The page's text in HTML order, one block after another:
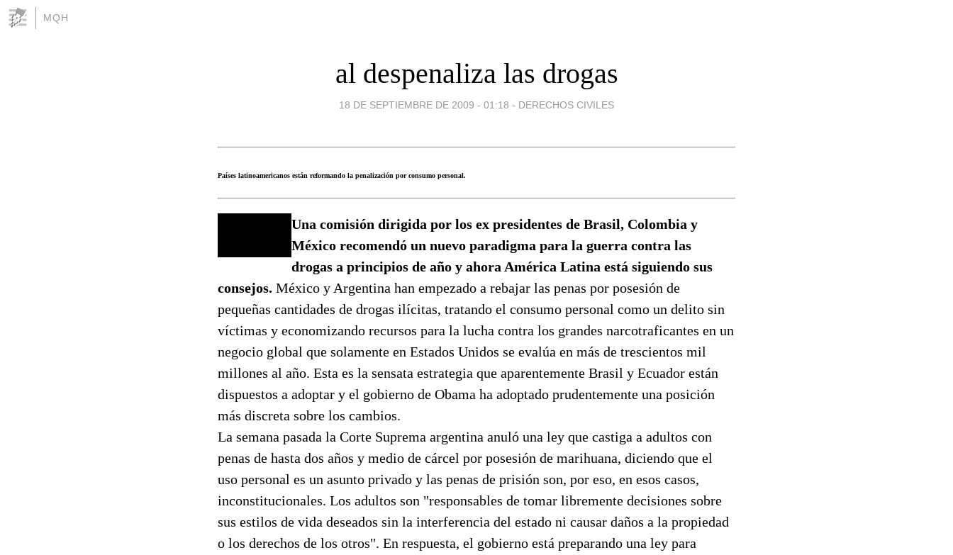
MQH
al despenaliza las drogas
18 DE SEPTIEMBRE DE 2009 - 01:18 - DERECHOS CIVILES
Países latinoamericanos están reformando la penalización por consumo personal.
Una comisión dirigida por los ex presidentes de Brasil, Colombia y
México recomendó un nuevo paradigma para la guerra contra las
drogas a principios de año y ahora América Latina está siguiendo sus
consejos. México y Argentina han empezado a rebajar las penas por posesión de
pequeñas cantidades de drogas ilícitas, tratando el consumo personal como un delito sin
víctimas y economizando recursos para la lucha contra los grandes narcotraficantes en un
negocio global que solamente en Estados Unidos se evalúa en más de trescientos mil
millones al año. Esta es la sensata estrategia que aparentemente Brasil y Ecuador están
dispuestos a adoptar y el gobierno de Obama ha adoptado prudentemente una posición
más discreta sobre los cambios.
La semana pasada la Corte Suprema argentina anuló una ley que castiga a adultos con
penas de hasta dos años y medio de cárcel por posesión de marihuana, diciendo que el
uso personal es un asunto privado y las penas de prisión son, por eso, en esos casos,
inconstitucionales. Los adultos son "responsables de tomar libremente decisiones sobre
sus estilos de vida deseados sin la interferencia del estado ni causar daños a la propiedad
o los derechos de los otros". En respuesta, el gobierno está preparando una ley para